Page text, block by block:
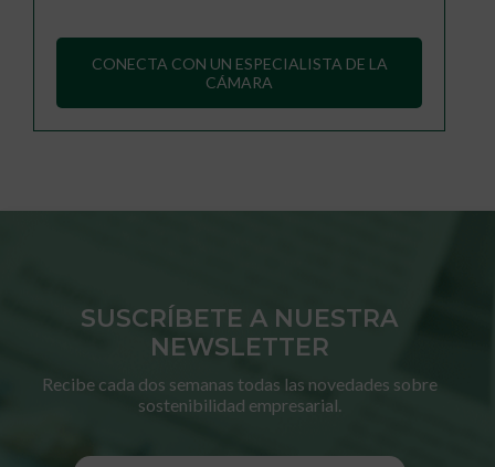
CONECTA CON UN ESPECIALISTA DE LA
CÁMARA
SUSCRÍBETE A NUESTRA
NEWSLETTER
Recibe cada dos semanas todas las novedades sobre
sostenibilidad empresarial.